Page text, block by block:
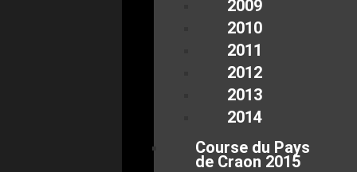
2009
2010
2011
2012
2013
2014
Course du Pays
de Craon 2015